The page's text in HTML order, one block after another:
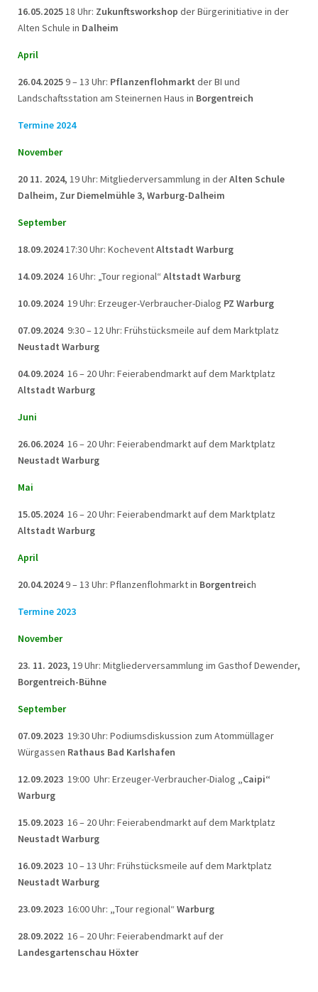
16.05.202518 Uhr: Zukunftsworkshop der Bürgerinitiative in der
Alten Schule in Dalheim
April
26.04.20259 – 13 Uhr: Pflanzenflohmarkt der BI und
Landschaftsstation am Steinernen Haus in Borgentreich
Termine 2024
November
20 11. 2024, 19 Uhr: Mitgliederversammlung in derAlten Schule
Dalheim, Zur Diemelmühle 3, Warburg-Dalheim
September
18.09.202417:30 Uhr: KocheventAltstadt Warburg
14.09.2024 16 Uhr: „Tour regional“ Altstadt Warburg
10.09.2024 19 Uhr: Erzeuger-Verbraucher-Dialog PZ Warburg
07.09.2024 9:30 – 12 Uhr: Frühstücksmeile auf dem Marktplatz
Neustadt Warburg
04.09.2024 16 – 20 Uhr: Feierabendmarkt auf dem Marktplatz
Altstadt Warburg
Juni
26.06.2024 16 – 20 Uhr: Feierabendmarkt auf dem Marktplatz
Neustadt Warburg
Mai
15.05.2024 16 – 20 Uhr: Feierabendmarkt auf dem Marktplatz
Altstadt Warburg
April
20.04.20249 – 13 Uhr: Pflanzenflohmarkt in Borgentreich
Termine 2023
November
23. 11. 2023, 19 Uhr: Mitgliederversammlung im Gasthof Dewender,
Borgentreich-Bühne
September
07.09.2023 19:30 Uhr: Podiumsdiskussion zum Atommüllager
Würgassen Rathaus Bad Karlshafen
12.09.2023 19:00 Uhr: Erzeuger-Verbraucher-Dialog „Caipi“
Warburg
15.09.2023 16 – 20 Uhr: Feierabendmarkt auf dem Marktplatz
Neustadt Warburg
16.09.2023 10 – 13 Uhr: Frühstücksmeile auf dem Marktplatz
Neustadt Warburg
23.09.2023 16:00 Uhr: „Tour regional“ Warburg
28.09.2022 16 – 20 Uhr: Feierabendmarkt auf der
Landesgartenschau Höxter